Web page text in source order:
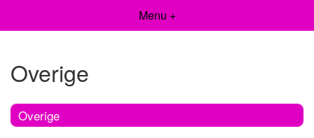
Menu +
Overige
Overige